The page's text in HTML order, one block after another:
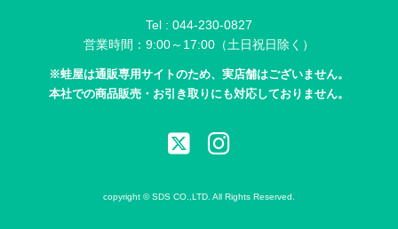
Tel : 044-230-0827
営業時間：9:00～17:00（土日祝日除く）
※蛙屋は通販専用サイトのため、実店舗はございません。
本社での商品販売・お引き取りにも対応しておりません。
copyright © SDS CO.,LTD. All Rights Reserved.